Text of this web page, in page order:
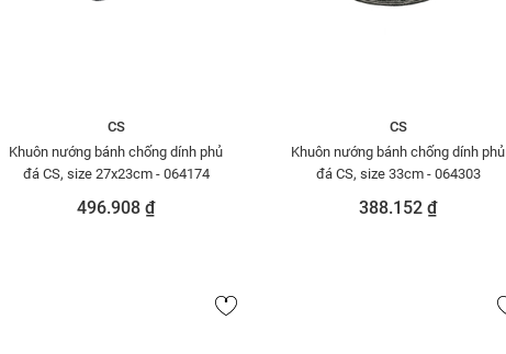
CS
Khuôn nướng bánh chống dính phủ
đá CS, size 27x23cm - 064174
496.908 ₫
CS
Khuôn nướng bánh chống dính phủ
đá CS, size 33cm - 064303
388.152 ₫